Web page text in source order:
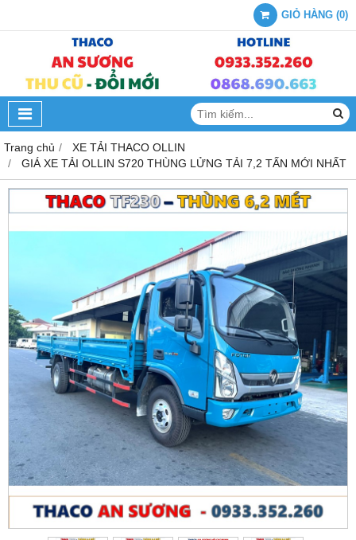
GIỎ HÀNG (0)
Trang chủ
XE TẢI THACO OLLIN
GIÁ XE TẢI OLLIN S720 THÙNG LỬNG TẢI 7,2 TẤN MỚI NHẤT